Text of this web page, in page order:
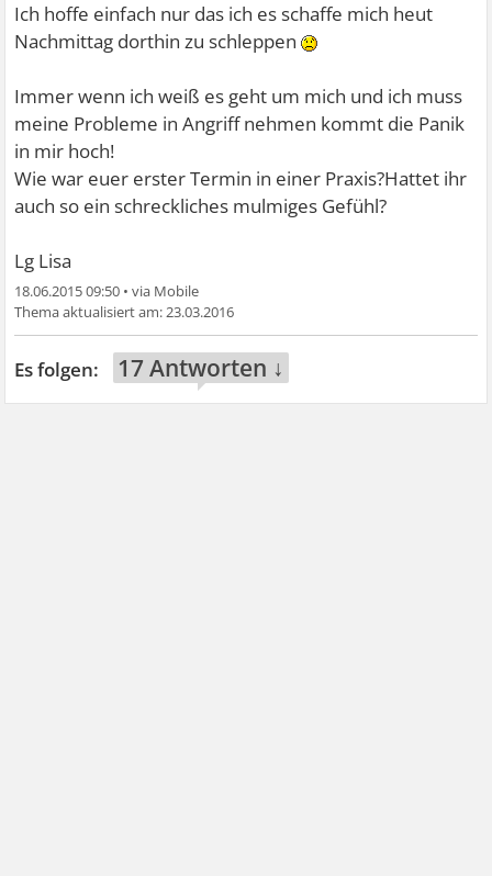
Ich hoffe einfach nur das ich es schaffe mich heut
Nachmittag dorthin zu schleppen
Immer wenn ich weiß es geht um mich und ich muss
meine Probleme in Angriff nehmen kommt die Panik
in mir hoch!
Wie war euer erster Termin in einer Praxis?Hattet ihr
auch so ein schreckliches mulmiges Gefühl?
Lg Lisa
18.06.2015 09:50 •
23.03.2016
17 Antworten ↓